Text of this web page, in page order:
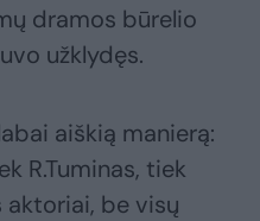
dramos būrelio
užklydęs.
aiškią manierą:
R.Tuminas, tiek
aktoriai, be visų